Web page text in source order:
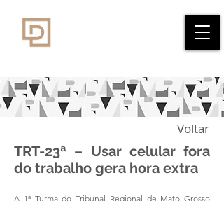
Voltar
TRT-23ª – Usar celular fora
do trabalho gera hora extra
A 1ª Turma do Tribunal Regional de Mato Grosso